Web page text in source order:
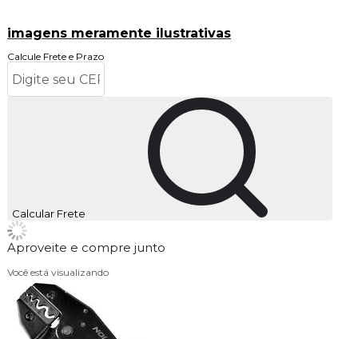
imagens meramente ilustrativas
Calcule Frete e Prazo
Calcular Frete
Aproveite e compre junto
Você está visualizando